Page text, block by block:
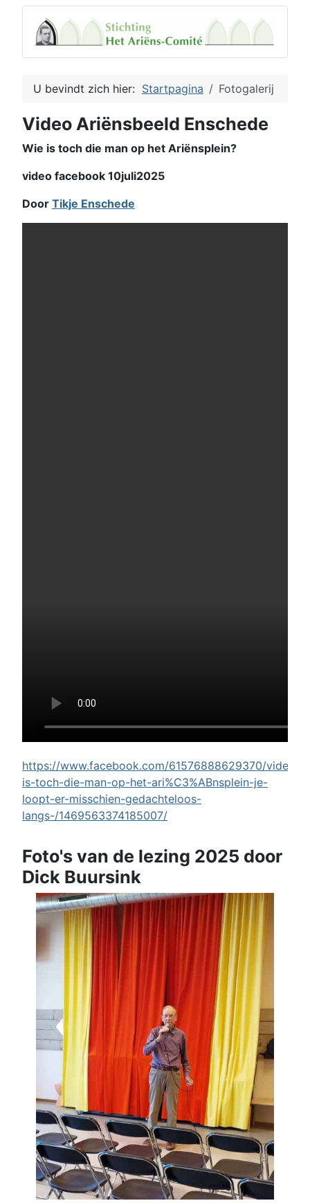
U bevindt zich hier: Startpagina Fotogalerij
Video Ariënsbeeld Enschede
Wie is toch die man op het Ariënsplein?
video facebook 10juli2025
Door Tikje Enschede
https://www.facebook.com/61576888629370/videos/
is-toch-die-man-op-het-ari%C3%ABnsplein-je-
loopt-er-misschien-gedachteloos-
langs-/1469563374185007/
Foto's van de lezing 2025 door
Dick Buursink